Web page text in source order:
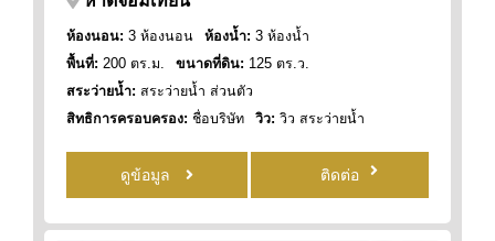
ห้องนอน: 3 ห้องนอน ห้องน้ำ: 3 ห้องน้ำ
พื้นที่: 200 ตร.ม. ขนาดที่ดิน: 125 ตร.ว.
สระว่ายน้ำ: สระว่ายน้ำ ส่วนตัว
สิทธิการครอบครอง: ชื่อบริษัท วิว: วิว สระว่ายน้ำ
ดูข้อมูล ติดต่อ